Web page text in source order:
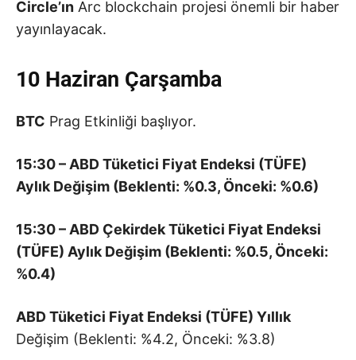
Circle’ın Arc blockchain projesi önemli bir haber
yayınlayacak.
10 Haziran Çarşamba
BTC Prag Etkinliği başlıyor.
15:30 – ABD Tüketici Fiyat Endeksi (TÜFE)
Aylık Değişim (Beklenti: %0.3, Önceki: %0.6)
15:30 – ABD Çekirdek Tüketici Fiyat Endeksi
(TÜFE) Aylık Değişim (Beklenti: %0.5, Önceki:
%0.4)
ABD Tüketici Fiyat Endeksi (TÜFE) Yıllık
Değişim (Beklenti: %4.2, Önceki: %3.8)